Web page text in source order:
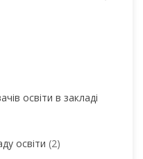
освіти в закладі
освіти (2)